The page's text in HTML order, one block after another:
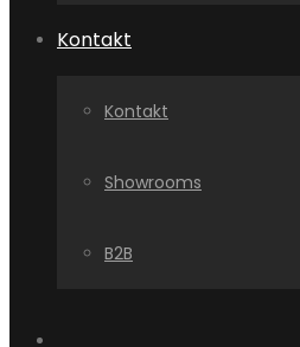
Kontakt
Kontakt
Showrooms
B2B